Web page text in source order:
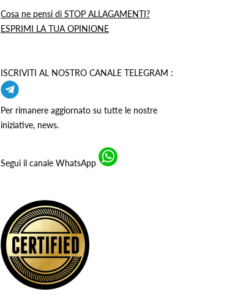
Cosa ne pensi di STOP ALLAGAMENTI?
ESPRIMI LA TUA OPINIONE
ISCRIVITI AL NOSTRO CANALE TELEGRAM :
Per rimanere aggiornato su tutte le nostre
iniziative, news.
Segui il canale WhatsApp